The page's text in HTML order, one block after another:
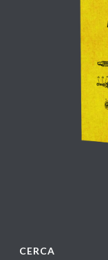
CERCA